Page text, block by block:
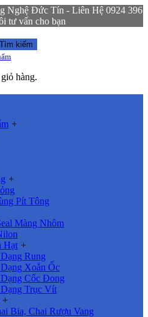
Nghệ Đức Tín - Liên Hệ 0924 396
tư vấn cho bạn
Tìm kiếm
hàng.
+
+
Pít Tông
Màng Nhôm
Hạt +
Rung
Xoắn Ốc
Cốc Đong
Trục Vít
+
Bia, Chai Rượu Vang